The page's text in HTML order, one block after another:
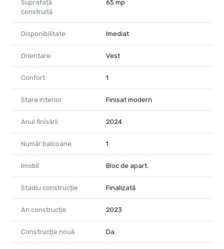
Suprafață
construită
65 mp
Disponibilitate Imediat
Orientare Vest
Confort 1
Stare interior Finisat modern
Anul finisării 2024
Număr balcoane 1
Imobil Bloc de apart.
Stadiu construcție Finalizată
An construcție 2023
Construcție nouă Da